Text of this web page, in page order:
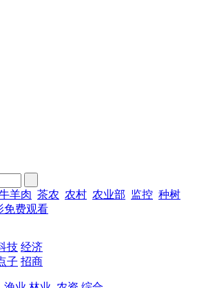
羊肉 茶农 农村 农业部 监控 种树
免费观看
技 经济
子 招商